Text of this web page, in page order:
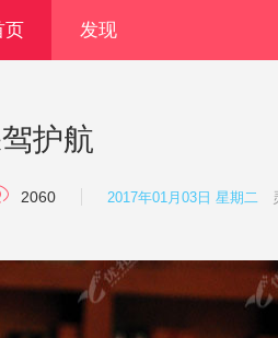
页 发现
护航
2060 2017年01月03日 星期二